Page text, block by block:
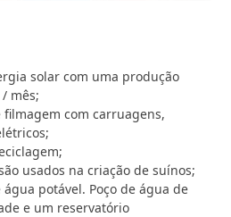
solar com uma produção
mês;
filmagem com carruagens,
usados na criação de suínos;
potável. Poço de água de
e um reservatório